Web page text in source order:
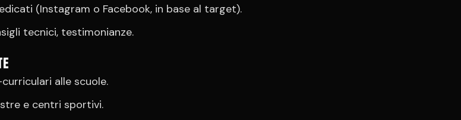
(Instagram o Facebook, in base al target).
tecnici, testimonianze.
alle scuole.
e centri sportivi.